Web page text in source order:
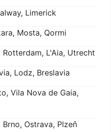
Limerick
Mosta, Qormi
Rotterdam, L'Aia, Utrecht
Lodz, Breslavia
Vila Nova de Gaia,
Brno, Ostrava, Plzeň